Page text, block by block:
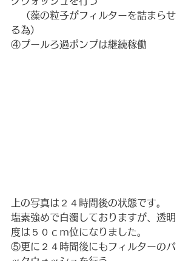
（藻の粒子がフィルターを詰まらせ
る為）
④プールろ過ポンプは継続稼働
上の写真は２４時間後の状態です。
塩素強めで白濁しておりますが、透明
度は５０ｃｍ位になりました。
⑤更に２４時間後にもフィルターのバ